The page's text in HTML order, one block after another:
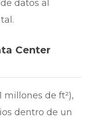
datos al
Center
millones de ft²),
dentro de un